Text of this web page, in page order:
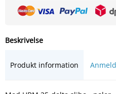
Beskrivelse
Produkt information